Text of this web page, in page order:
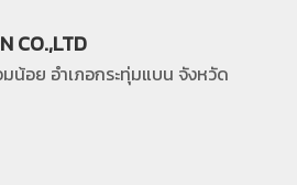
CO.,LTD
อย อำเภอกระทุ่มแบน จังหวัด